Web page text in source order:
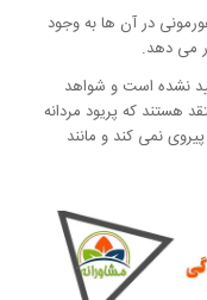
در آن ها به وجود
می دهد.
نشده است و شواهد
هستند که پریود مردانه
نمی کند و مانند